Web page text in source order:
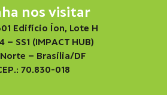
nos visitar
Edifício Íon, Lote H
– SS1 (IMPACT HUB)
– Brasília/DF
70.830-018